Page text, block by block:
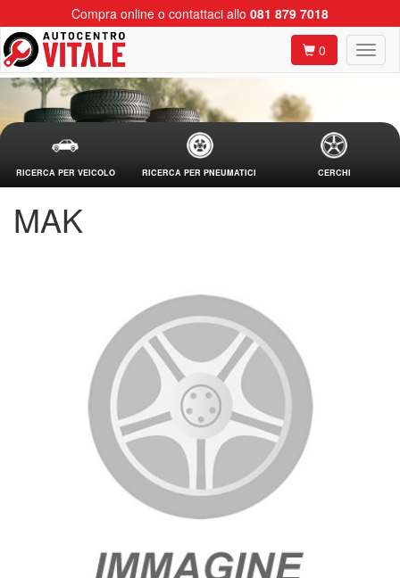
Compra online o contattaci allo 081 879 7018
0
RICERCA PER VEICOLO RICERCA PER PNEUMATICI CERCHI
MAK